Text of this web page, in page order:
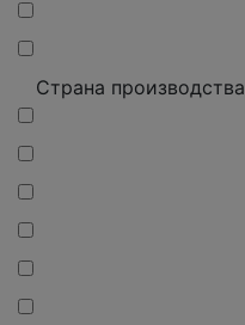
Страна производства